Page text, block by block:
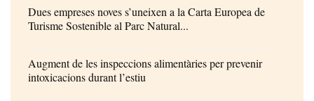
Dues empreses noves s’uneixen a la Carta Europea de
Turisme Sostenible al Parc Natural...
Augment de les inspeccions alimentàries per prevenir
intoxicacions durant l’estiu